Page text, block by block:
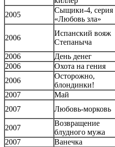
2005
Сыщики-4, серия
«Любовь зла»
2006
Испанский вояж
Степаныча
2006
День денег
2006
Охота на гения
2006
Осторожно,
блондинки!
2007
Май
2007
Любовь-морковь
2007
Возвращение
блудного мужа
2007
Ванечка